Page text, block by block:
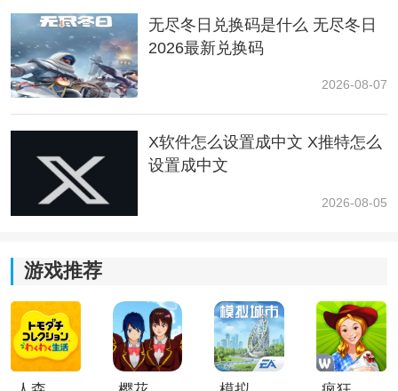
在完成通行证任务后，可以再获得一次沈万三，用于门
客升星。该门客升星还可通过日常首领讨伐、超级富豪
等活动获取的“富商大贾卡”在人才市场进行兑换。
无尽冬日兑换码是什么 无尽冬日
2026最新兑换码
2026-08-07
X软件怎么设置成中文 X推特怎么
设置成中文
2026-08-05
游戏推荐